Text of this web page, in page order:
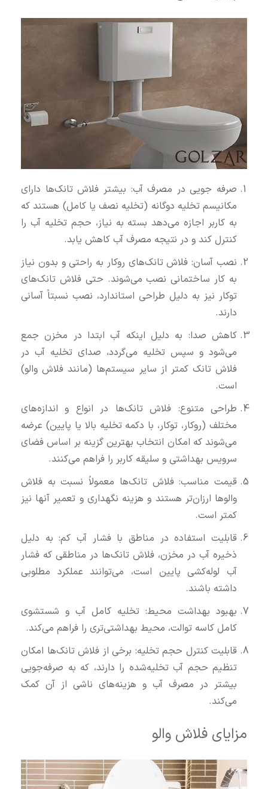
صرفه‌ جویی در مصرف آب: بیشتر فلاش تانک‌ها دارای
مکانیسم تخلیه دوگانه (تخلیه نصف یا کامل) هستند که
به کاربر اجازه می‌دهد بسته به نیاز، حجم تخلیه آب را
کنترل کند و در نتیجه مصرف آب کاهش یابد.
نصب آسان: فلاش تانک‌های روکار به راحتی و بدون نیاز
به کار ساختمانی نصب می‌شوند. حتی فلاش تانک‌های
توکار نیز به دلیل طراحی استاندارد، نصب نسبتاً آسانی
دارند.
کاهش صدا: به دلیل اینکه آب ابتدا در مخزن جمع
می‌شود و سپس تخلیه می‌گردد، صدای تخلیه آب در
فلاش تانک کمتر از سایر سیستم‌ها (مانند فلاش والو)
است.
طراحی متنوع: فلاش تانک‌ها در انواع و اندازه‌های
مختلف (روکار، توکار، با دکمه تخلیه بالا یا پایین) عرضه
می‌شوند که امکان انتخاب بهترین گزینه بر اساس فضای
سرویس بهداشتی و سلیقه کاربر را فراهم می‌کنند.
قیمت مناسب: فلاش تانک‌ها معمولاً نسبت به فلاش
والوها ارزان‌تر هستند و هزینه نگهداری و تعمیر آنها نیز
کمتر است.
قابلیت استفاده در مناطق با فشار آب کم: به دلیل
ذخیره آب در مخزن، فلاش تانک‌ها در مناطقی که فشار
آب لوله‌کشی پایین است، می‌توانند عملکرد مطلوبی
داشته باشند.
بهبود بهداشت محیط: تخلیه کامل آب و شستشوی
کامل کاسه توالت، محیط بهداشتی‌تری را فراهم می‌کند.
قابلیت کنترل حجم تخلیه: برخی از فلاش تانک‌ها امکان
تنظیم حجم آب تخلیه‌شده را دارند، که به صرفه‌جویی
بیشتر در مصرف آب و هزینه‌های ناشی از آن کمک
می‌کند.
مزایای فلاش والو